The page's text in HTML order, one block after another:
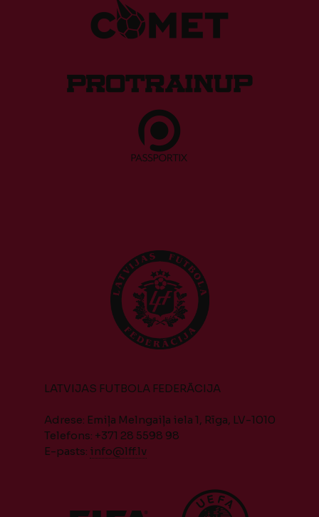
LATVIJAS FUTBOLA FEDERĀCIJA
Adrese: Emiļa Melngaiļa iela 1, Rīga, LV-1010
Telefons: +371 28 5598 98
E-pasts: info@lff.lv